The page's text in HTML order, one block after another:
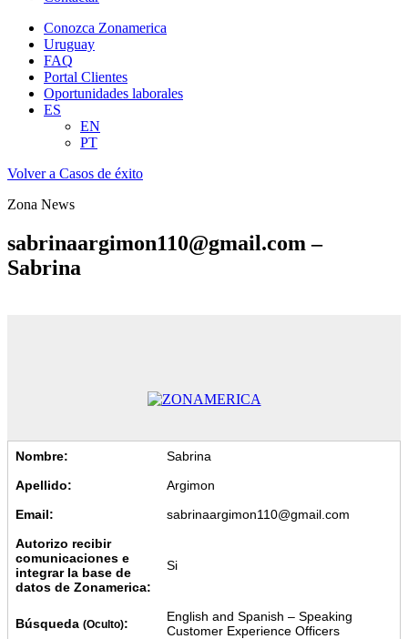
Conozca Zonamerica
Uruguay
FAQ
Portal Clientes
Oportunidades laborales
ES
EN
PT
Volver a Casos de éxito
Zona News
sabrinaargimon110@gmail.com –
Sabrina
Nombre:
Sabrina
Apellido:
Argimon
Email:
sabrinaargimon110@gmail.com
Autorizo recibir
comunicaciones e
integrar la base de
datos de Zonamerica:
Si
Búsqueda (Oculto):
English and Spanish – Speaking
Customer Experience Officers